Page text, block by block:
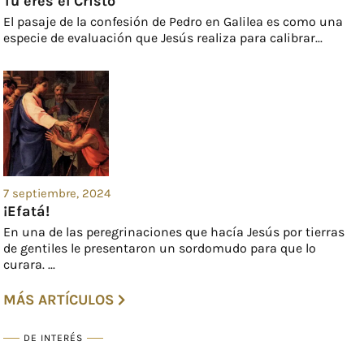
El pasaje de la confesión de Pedro en Galilea es como una
especie de evaluación que Jesús realiza para calibrar...
7 septiembre, 2024
¡Efatá!
En una de las peregrinaciones que hacía Jesús por tierras
de gentiles le presentaron un sordomudo para que lo
curara. ...
MÁS ARTÍCULOS
DE INTERÉS